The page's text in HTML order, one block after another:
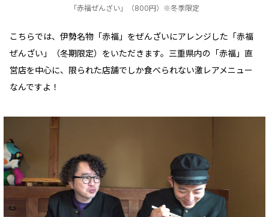
「赤福ぜんざい」（800円）※冬季限定
こちらでは、伊勢名物「赤福」をぜんざいにアレンジした「赤福
ぜんざい」（冬期限定）をいただきます。三重県内の「赤福」直
営店を中心に、限られた店舗でしか食べられない激レアメニュー
なんですよ！